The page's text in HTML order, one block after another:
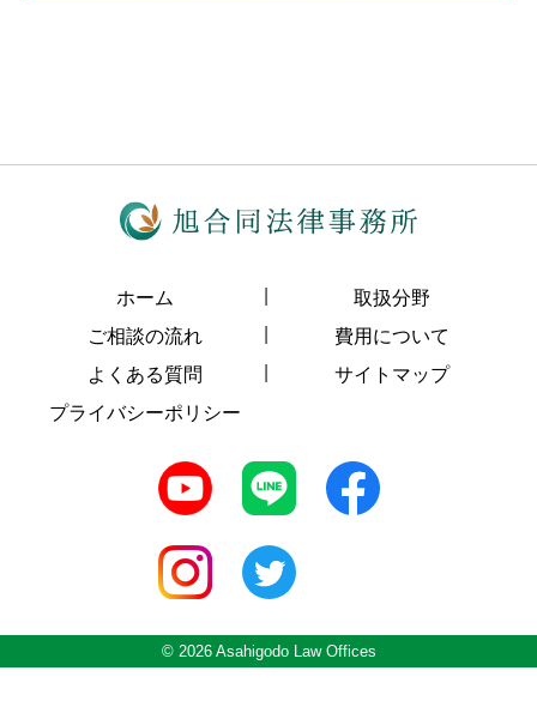
ホーム
取扱分野
ご相談の流れ
費用について
よくある質問
サイトマップ
プライバシーポリシー
© 2026 Asahigodo Law Offices